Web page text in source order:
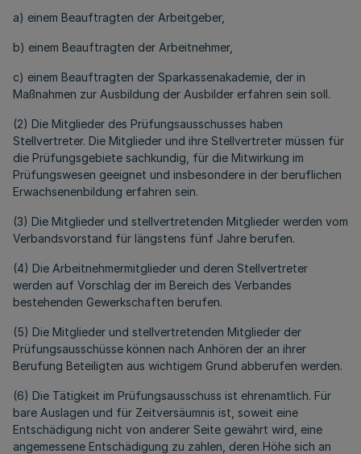
a) einem Beauftragten der Arbeitgeber,
b) einem Beauftragten der Arbeitnehmer,
c) einem Beauftragten der Sparkassenakademie, der in
Maßnahmen zur Ausbildung der Ausbilder erfahren sein soll.
(2) Die Mitglieder des Prüfungsausschusses haben
Stellvertreter. Die Mitglieder und ihre Stellvertreter müssen für
die Prüfungsgebiete sachkundig, für die Mitwirkung im
Prüfungswesen geeignet und insbesondere in der beruflichen
Erwachsenenbildung erfahren sein.
(3) Die Mitglieder und stellvertretenden Mitglieder werden vom
Verbandsvorstand für längstens fünf Jahre berufen.
(4) Die Arbeitnehmermitglieder und deren Stellvertreter
werden auf Vorschlag der im Bereich des Verbandes
bestehenden Gewerkschaften berufen.
(5) Die Mitglieder und stellvertretenden Mitglieder der
Prüfungsausschüsse können nach Anhören der an ihrer
Berufung Beteiligten aus wichtigem Grund abberufen werden.
(6) Die Tätigkeit im Prüfungsausschuss ist ehrenamtlich. Für
bare Auslagen und für Zeitversäumnis ist, soweit eine
Entschädigung nicht von anderer Seite gewährt wird, eine
angemessene Entschädigung zu zahlen, deren Höhe sich an